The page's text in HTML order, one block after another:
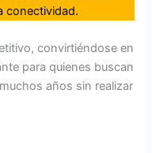
conectividad.
convirtiéndose en
para quienes buscan
años sin realizar